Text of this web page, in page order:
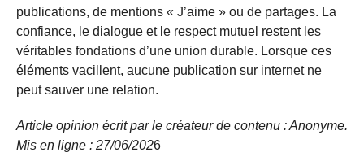
publications, de mentions « J’aime » ou de partages. La
confiance, le dialogue et le respect mutuel restent les
véritables fondations d’une union durable. Lorsque ces
éléments vacillent, aucune publication sur internet ne
peut sauver une relation.
Article opinion écrit par le créateur de contenu : Anonyme.
Mis en ligne : 27/06/2026